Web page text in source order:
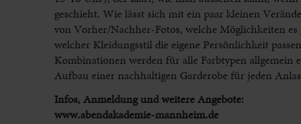
geschieht. Wie lässt sich mit ein paar kleinen
von Vorher/Nachher-Fotos, welche Möglichkeiten
welcher Kleidungsstil die eigene Persönlichkeit
Kombinationen werden für alle Farbtypen
Aufbau einer nachhaltigen Garderobe für jeden
Infos, Anmeldung und weitere Angebote:
www.abendakademie-mannheim.de